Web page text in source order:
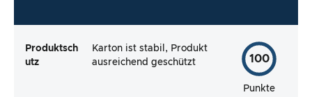
Produktsch
utz
Karton ist stabil, Produkt
ausreichend geschützt
100
Punkte